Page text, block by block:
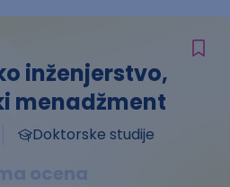
inženjerstvo,
menadžment
Doktorske studije
ocena